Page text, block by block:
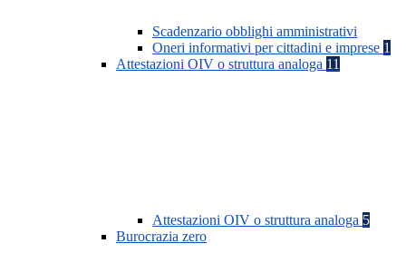
Scadenzario obblighi amministrativi
Oneri informativi per cittadini e imprese 1
Attestazioni OIV o struttura analoga 11
Attestazioni OIV o struttura analoga 5
Burocrazia zero